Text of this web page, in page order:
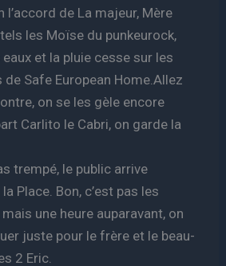
de La majeur, Mère
les Moïse du punkeurock,
et la pluie cesse sur les
Safe European Home.Allez
on se les gèle encore
Carlito le Cabri, on garde la
trempé, le public arrive
Place. Bon, c’est pas les
une heure auparavant, on
juste pour le frère et le beau-
2 Eric.